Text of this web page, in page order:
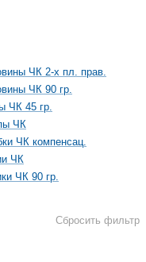
ЧК 2-х пл. прав.
ЧК 90 гр.
ЧК 45 гр.
ЧК
ЧК компенсац.
ЧК
ЧК 90 гр.
Сбросить фильтр